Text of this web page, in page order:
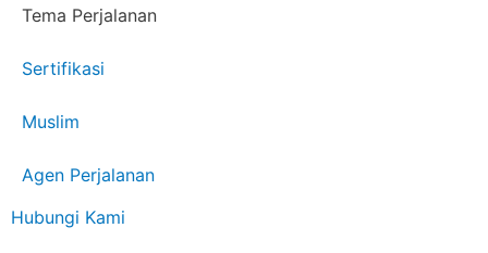
Tema Perjalanan
Sertifikasi
Muslim
Agen Perjalanan
Hubungi Kami